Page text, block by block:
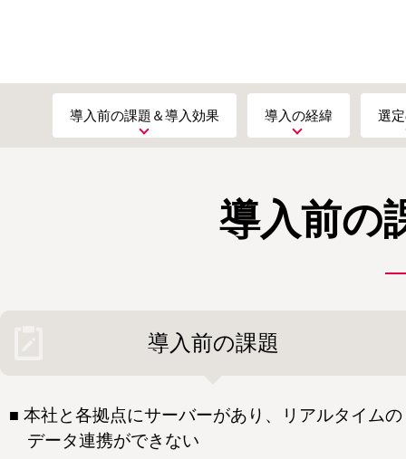
導入前の課題＆導入効果 導入の経緯 選
導入前の
導入前の課題
本社と各拠点にサーバーがあり、リアルタイムの
データ連携ができない